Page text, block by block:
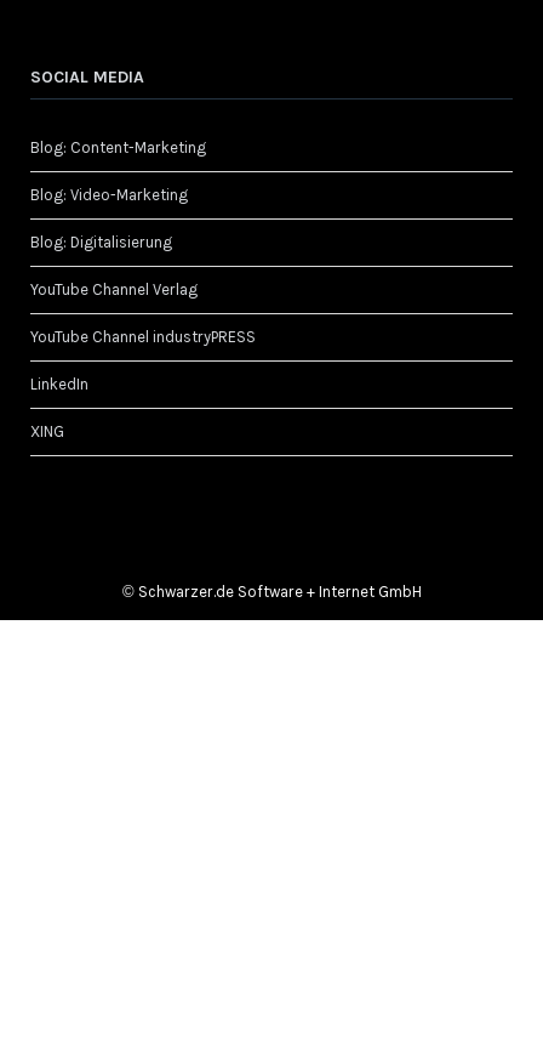
SOCIAL MEDIA
Blog: Content-Marketing
Blog: Video-Marketing
Blog: Digitalisierung
YouTube Channel Verlag
YouTube Channel industryPRESS
LinkedIn
XING
© Schwarzer.de Software + Internet GmbH